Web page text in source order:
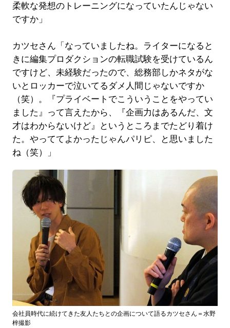
柔軟な発想のトレーニングになっていたんじゃない
ですか」
カツセさん「なっていましたね。ライターになると
きに編集プロダクションの転職試験を受けているん
ですけど、未経験だったので、総務部しかネタがな
いとロッカーで泣いてるダメ人間じゃないですか
（笑）。『プライベートでこういうことをやってい
ました』って言えたから、『企画力はあるんだ、文
才はわからないけど』というところまでたどり着け
た。やっててよかったじゃんパリピ、と思いました
ね（笑）」
会社員時代に続けてきた友人たちとの企画について語るカツセさん＝水野
梓撮影